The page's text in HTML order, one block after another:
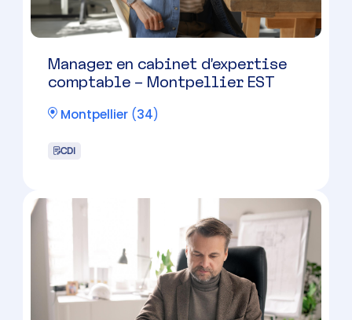
Collaborateur comptable
confirmé (H/F)
Montpellier (34 )